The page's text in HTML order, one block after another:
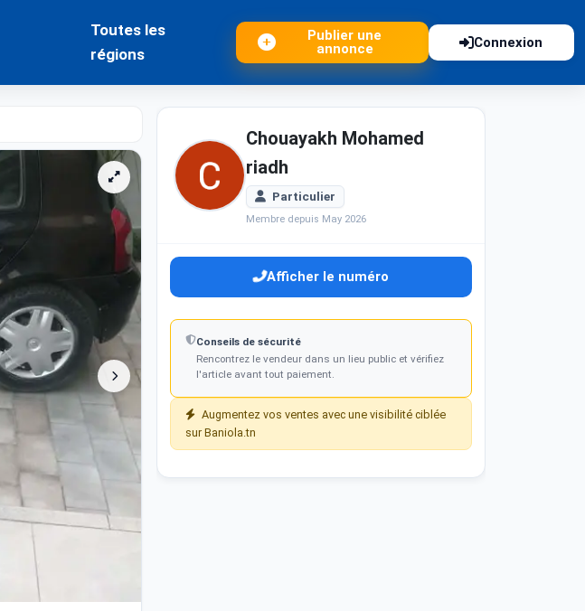
Toutes les
régions
Publier une
annonce
Connexion
Chouayakh Mohamed
riadh
Particulier
Membre depuis May 2026
Afficher le numéro
Conseils de sécurité
Rencontrez le vendeur dans un lieu public et vérifiez
l'article avant tout paiement.
Augmentez vos ventes avec une visibilité ciblée
sur Baniola.tn